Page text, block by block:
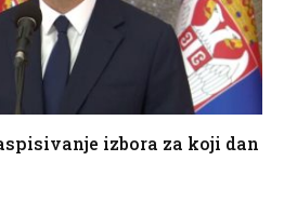
izbora za koji dan